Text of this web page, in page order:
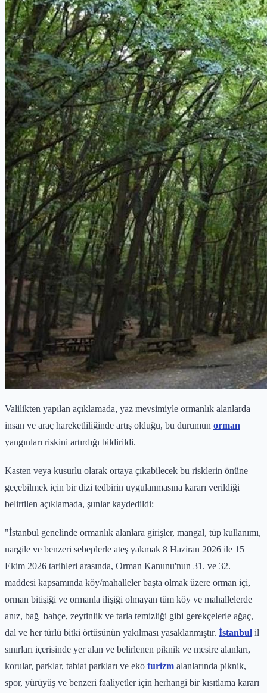
Valilikten yapılan açıklamada, yaz mevsimiyle ormanlık alanlarda
insan ve araç hareketliliğinde artış olduğu, bu durumun orman
yangınları riskini artırdığı bildirildi.
Kasten veya kusurlu olarak ortaya çıkabilecek bu risklerin önüne
geçebilmek için bir dizi tedbirin uygulanmasına kararı verildiği
belirtilen açıklamada, şunlar kaydedildi:
"İstanbul genelinde ormanlık alanlara girişler, mangal, tüp kullanımı,
nargile ve benzeri sebeplerle ateş yakmak 8 Haziran 2026 ile 15
Ekim 2026 tarihleri arasında, Orman Kanunu'nun 31. ve 32.
maddesi kapsamında köy/mahalleler başta olmak üzere orman içi,
orman bitişiği ve ormanla ilişiği olmayan tüm köy ve mahallelerde
anız, bağ–bahçe, zeytinlik ve tarla temizliği gibi gerekçelerle ağaç,
dal ve her türlü bitki örtüsünün yakılması yasaklanmıştır. İstanbul il
sınırları içerisinde yer alan ve belirlenen piknik ve mesire alanları,
korular, parklar, tabiat parkları ve eko turizm alanlarında piknik,
spor, yürüyüş ve benzeri faaliyetler için herhangi bir kısıtlama kararı